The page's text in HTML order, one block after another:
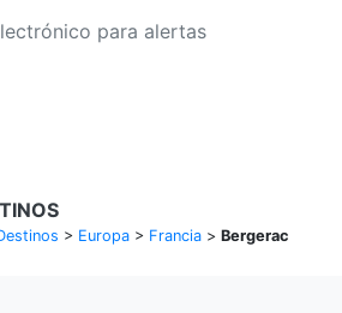
> Europa > Francia > Bergerac